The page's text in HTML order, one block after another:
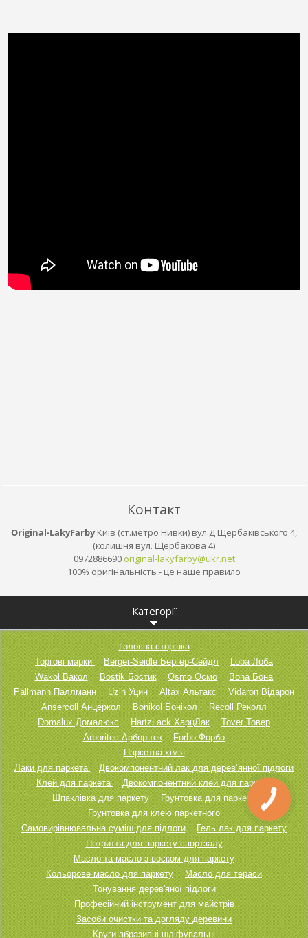
Контакт
Original-LakyFarby Київ (ст.метро Нивки) вул.Д Щербаківського 4,
(колишня вул. Щербакова 4)
0972886690 original-lakyfarby@ukr.net
100% оригінальність - це наше правило
Категорії
Головна сторінка
Торгові марки
Berger-Seidle Бергер-Сейдл
Loba Лоба
Wakol Вакол
Bostik Бостик Osmo Осмо
Bona Бона
Pallmann Паллманн
Uzin Уцин Altax Альтакс
Vidaron Відарон
Ansercoll Анцеркол
Bonikol Бонікол
Recoll Реколл
Domalux Домалюкс
HartzLack ХарцЛак
Tover Товер
Arboritec Арборітек
Forbo Форбо
Паркетна хімія
Лаки для паркета
Двокомпонентний лак для дерев’янної підлоги
Клей для паркета
Двокомпонентний клей для паркету
Шпаклівка для паркету
Грунтовка для паркету
Грунтовка для клею паркетного
Самовирівнювальна суміш для підлоги
Гель лак для паркету
Покриття для паркету спортзалу
Масло та масло з воском для паркету
Кольорове масло для паркету
Масло для тераси
Тонування дерев'яної підлоги
Професійний інструмент для майстрів
Засоби очистки та догляду деревини
Круги абразивні шліфувальні